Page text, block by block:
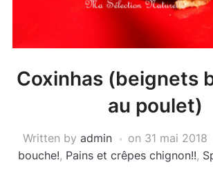
Coxinhas (beignets
au poulet)
Written by admin on 31 mai 2018
bouche!, Pains et crêpes chignon!!,